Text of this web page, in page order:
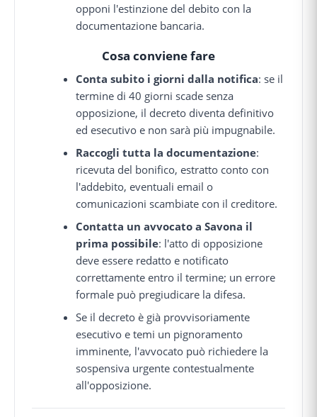
opponi l'estinzione del debito con la
documentazione bancaria.
Cosa conviene fare
Conta subito i giorni dalla notifica: se il
termine di 40 giorni scade senza
opposizione, il decreto diventa definitivo
ed esecutivo e non sarà più impugnabile.
Raccogli tutta la documentazione:
ricevuta del bonifico, estratto conto con
l'addebito, eventuali email o
comunicazioni scambiate con il creditore.
Contatta un avvocato a Savona il
prima possibile: l'atto di opposizione
deve essere redatto e notificato
correttamente entro il termine; un errore
formale può pregiudicare la difesa.
Se il decreto è già provvisoriamente
esecutivo e temi un pignoramento
imminente, l'avvocato può richiedere la
sospensiva urgente contestualmente
all'opposizione.